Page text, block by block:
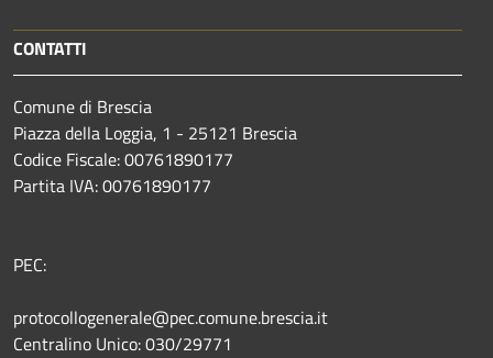
CONTATTI
Comune di Brescia
Piazza della Loggia, 1 - 25121 Brescia
Codice Fiscale: 00761890177
Partita IVA: 00761890177
PEC:
protocollogenerale@pec.comune.brescia.it
Centralino Unico: 030/29771